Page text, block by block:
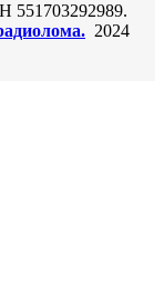
551703292989.
2024